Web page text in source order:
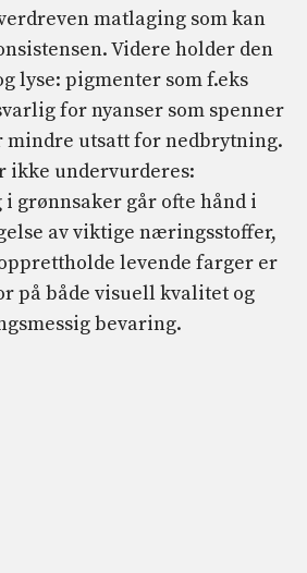
matlaging som kan
Videre holder den
lyse: pigmenter som f.eks
for nyanser som spenner
utsatt for nedbrytning.
ikke undervurderes:
grønnsaker går ofte hånd i
av viktige næringsstoffer,
levende farger er
på både visuell kvalitet og
bevaring.